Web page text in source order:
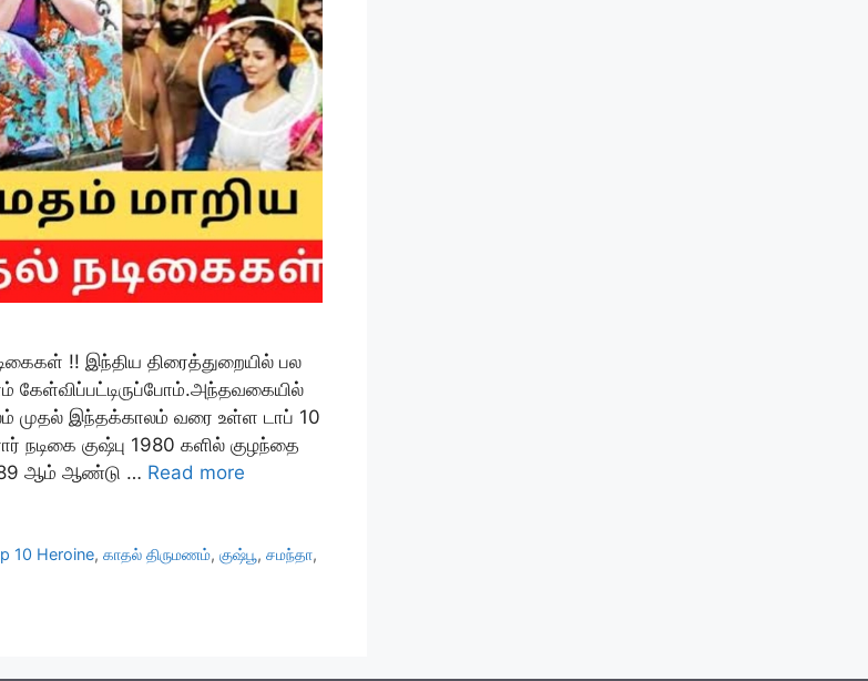
!! இந்திய திரைத்துறையில் பல
கேள்விப்பட்டிருப்போம்.அந்தவகையில்
முதல் இந்தக்காலம் வரை உள்ள டாப் 10
நடிகை குஷ்பு 1980 களில் குழந்தை
ஆம் ஆண்டு … Read more
10 Heroine,காதல் திருமணம்,குஷ்பூ,சமந்தா,